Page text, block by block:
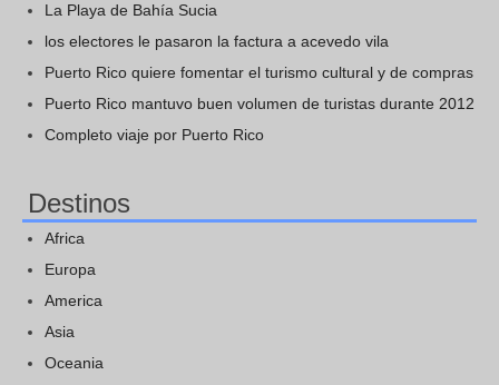
La Playa de Bahía Sucia
los electores le pasaron la factura a acevedo vila
Puerto Rico quiere fomentar el turismo cultural y de compras
Puerto Rico mantuvo buen volumen de turistas durante 2012
Completo viaje por Puerto Rico
Destinos
Africa
Europa
America
Asia
Oceania